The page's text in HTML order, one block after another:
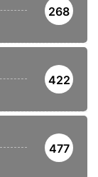
268
422
477